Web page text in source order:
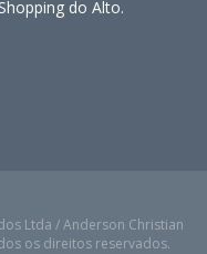
do Alto.
Ltda / Anderson Christian
os direitos reservados.